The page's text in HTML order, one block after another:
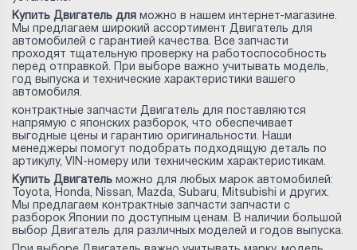
Купить Двигатель для можно в нашем интернет-магазине.
Мы предлагаем широкий ассортимент Двигатель для
автомобилей с гарантией качества. Все запчасти
проходят тщательную проверку на работоспособность
перед отправкой. При выборе важно учитывать модель,
год выпуска и технические характеристики вашего
автомобиля.
контрактные запчасти Двигатель для поставляются
напрямую с японских разборок, что обеспечивает
выгодные цены и гарантию оригинальности. Наши
менеджеры помогут подобрать подходящую деталь по
артикулу, VIN-номеру или техническим характеристикам.
Купить Двигатель можно для любых марок автомобилей:
Toyota, Honda, Nissan, Mazda, Subaru, Mitsubishi и других.
Мы предлагаем контрактные запчасти запчасти с
разборок Японии по доступным ценам. В наличии большой
выбор Двигатель для различных моделей и годов выпуска.